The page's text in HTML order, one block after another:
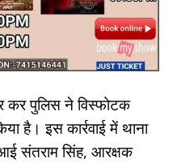
कर पुलिस ने विस्फोटक
है। इस कार्रवाई में थाना
संतराम सिंह, आरक्षक